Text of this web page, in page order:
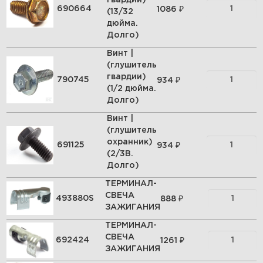
690664
(13/32
дюйма.
Долго)
1086 ₽
790745
Винт |
(глушитель
гвардии)
(1/2 дюйма.
Долго)
934 ₽
691125
Винт |
(глушитель
охранник)
(2/3В.
Долго)
934 ₽
493880S
ТЕРМИНАЛ-
СВЕЧА
ЗАЖИГАНИЯ
888 ₽
692424
ТЕРМИНАЛ-
СВЕЧА
ЗАЖИГАНИЯ
1261 ₽